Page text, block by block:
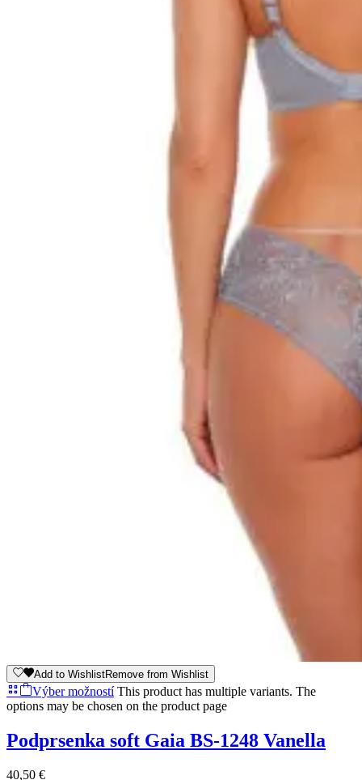
Add to WishlistRemove from Wishlist
Výber možností This product has multiple variants. The
options may be chosen on the product page
Podprsenka soft Gaia BS-1248 Vanella
40,50 €